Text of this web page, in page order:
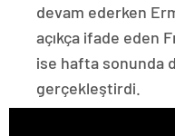
devam ederken
açıkça ifade eden
ise hafta sonunda
gerçekleştirdi.